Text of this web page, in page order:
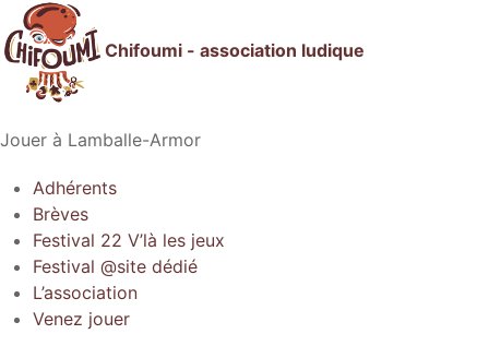
Chifoumi - association ludique
Jouer à Lamballe-Armor
Adhérents
Brèves
Festival 22 V’là les jeux
Festival @site dédié
L’association
Venez jouer